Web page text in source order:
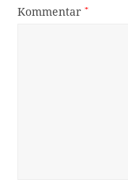
Kommentar*